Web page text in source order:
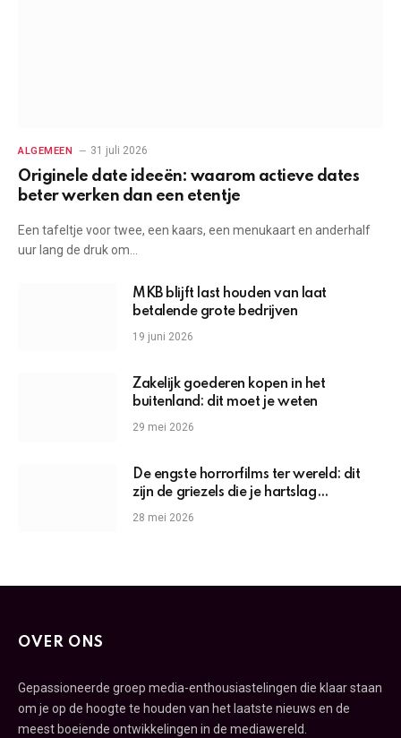
ALGEMEEN 31 juli 2026
Originele date ideeën: waarom actieve dates
beter werken dan een etentje
Een tafeltje voor twee, een kaars, een menukaart en anderhalf
uur lang de druk om…
MKB blijft last houden van laat
betalende grote bedrijven
19 juni 2026
Zakelijk goederen kopen in het
buitenland: dit moet je weten
29 mei 2026
De engste horrorfilms ter wereld: dit
zijn de griezels die je hartslag
omhoogjagen
28 mei 2026
OVER ONS
Gepassioneerde groep media-enthousiastelingen die klaar staan
om je op de hoogte te houden van het laatste nieuws en de
meest boeiende ontwikkelingen in de mediawereld.